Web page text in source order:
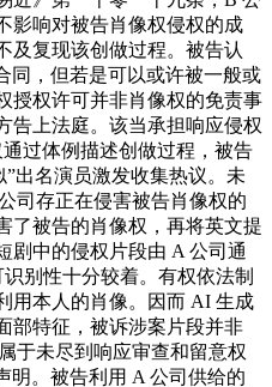
影响对被告肖像权侵权的成
及复现该创做过程。被告认
同，但若是可以或许被一般或
授权许可并非肖像权的免责事
告上法庭。该当承担响应侵权
过体例描述创做过程，被告
出名演员激发收集热议。未
司存正在侵害被告肖像权的
了被告的肖像权，再将英文提
剧中的侵权片段由 A 公司通
别性十分较着。有权依法制
用本人的肖像。因而 AI 生成
部特征，被诉涉案片段并非
于未尽到响应审查和留意权
明。被告利用 A 公司供给的